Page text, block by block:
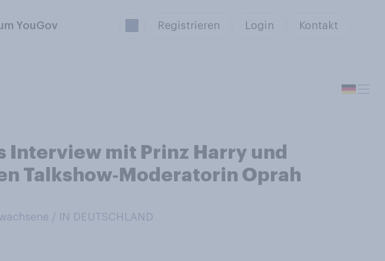
YouGov Registrieren Login Kontakt
Interview mit Prinz Harry und
Talkshow‑Moderatorin Oprah
/ IN DEUTSCHLAND